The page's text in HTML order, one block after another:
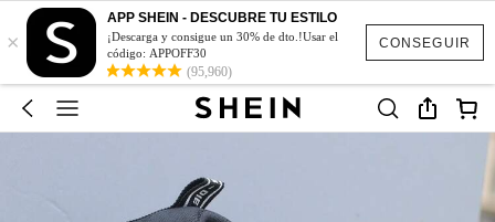
CONSEGUIR
×
APP SHEIN - DESCUBRE TU ESTILO
¡Descarga y consigue un 30% de dto.!Usar el
código: APPOFF30
(95,960)